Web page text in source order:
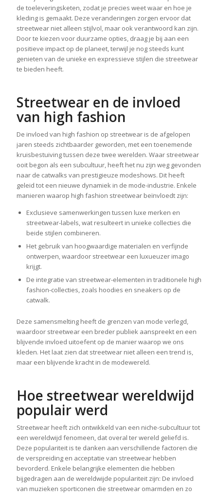
de toeleveringsketen, zodat je precies weet waar en hoe je
kleding is gemaakt. Deze veranderingen zorgen ervoor dat
streetwear niet alleen stijlvol, maar ook verantwoord kan zijn.
Door te kiezen voor duurzame opties, draag je bij aan een
positieve impact op de planeet, terwijl je nog steeds kunt
genieten van de unieke en expressieve stijlen die streetwear
te bieden heeft.
Streetwear en de invloed
van high fashion
De invloed van high fashion op streetwear is de afgelopen
jaren steeds zichtbaarder geworden, met een toenemende
kruisbestuiving tussen deze twee werelden. Waar streetwear
ooit begon als een subcultuur, heeft het nu zijn weg gevonden
naar de catwalks van prestigieuze modeshows. Dit heeft
geleid tot een nieuwe dynamiek in de mode-industrie. Enkele
manieren waarop high fashion streetwear beïnvloedt zijn:
Exclusieve samenwerkingen tussen luxe merken en
streetwear-labels, wat resulteert in unieke collecties die
beide stijlen combineren.
Het gebruik van hoogwaardige materialen en verfijnde
ontwerpen, waardoor streetwear een luxueuzer imago
krijgt.
De integratie van streetwear-elementen in traditionele high
fashion-collecties, zoals hoodies en sneakers op de
catwalk.
Deze samensmelting heeft de grenzen van mode verlegd,
waardoor streetwear een breder publiek aanspreekt en een
blijvende invloed uitoefent op de manier waarop we ons
kleden. Het laat zien dat streetwear niet alleen een trend is,
maar een blijvende kracht in de modewereld.
Hoe streetwear wereldwijd
populair werd
Streetwear heeft zich ontwikkeld van een niche-subcultuur tot
een wereldwijd fenomeen, dat overal ter wereld geliefd is.
Deze populariteit is te danken aan verschillende factoren die
de verspreiding en acceptatie van streetwear hebben
bevorderd. Enkele belangrijke elementen die hebben
bijgedragen aan de wereldwijde populariteit zijn: De invloed
van muzieken sporticonen die streetwear omarmden en zo